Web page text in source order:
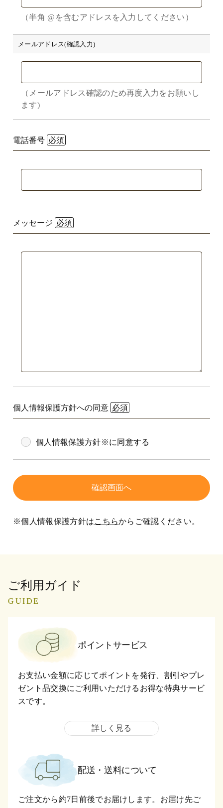
（半角 @を含むアドレスを入力してください）
メールアドレス(確認入力)
（メールアドレス確認のため再度入力をお願いし
ます)
電話番号
メッセージ
個人情報保護方針への同意
個人情報保護方針※に同意する
※個人情報保護方針はこちらからご確認ください。
ご利用ガイド
GUIDE
ポイントサービス
お支払い金額に応じてポイントを発行、割引やプレ
ゼント品交換にご利用いただけるお得な特典サービ
スです。
詳しく見る
配送・送料について
ご注文から約7日前後でお届けします。お届け先ご